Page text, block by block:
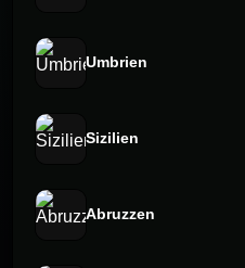
Umbrien
Sizilien
Abruzzen